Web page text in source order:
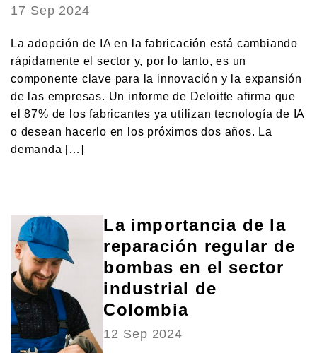
17 Sep 2024
La adopción de IA en la fabricación está cambiando
rápidamente el sector y, por lo tanto, es un
componente clave para la innovación y la expansión
de las empresas. Un informe de Deloitte afirma que
el 87% de los fabricantes ya utilizan tecnología de IA
o desean hacerlo en los próximos dos años. La
demanda […]
La importancia de la
reparación regular de
bombas en el sector
industrial de
Colombia
12 Sep 2024